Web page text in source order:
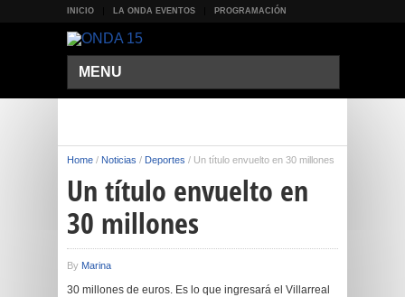
INICIO LA ONDA EVENTOS PROGRAMACIÓN
MENU
Home / Noticias / Deportes / Un título envuelto en 30 millones
Un título envuelto en
30 millones
By Marina
30 millones de euros. Es lo que ingresará el Villarreal